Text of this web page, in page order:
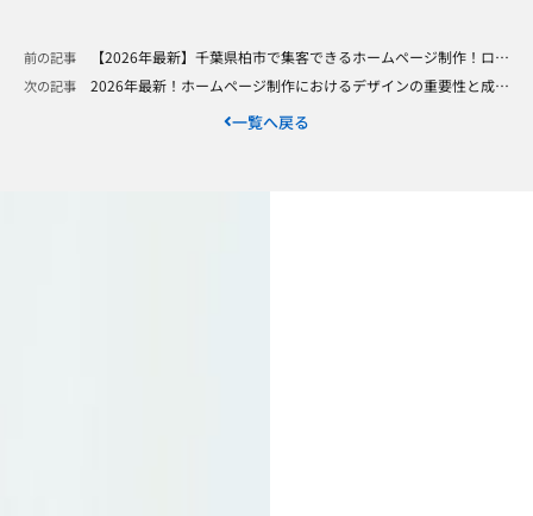
前の記事 【2026年最新】千葉県柏市で集客できるホームページ制作！ローカルSEO成功の秘訣とは？
次の記事 2026年最新！ホームページ制作におけるデザインの重要性と成約率の関係性
一覧へ戻る